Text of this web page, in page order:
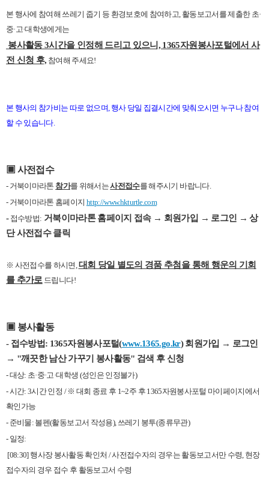
본 행사에 참여해 쓰레기 줍기 등 환경보호에 참여하고, 활동보고서를 제출한 초·
중·고·대학생에게는
봉사활동 3시간을 인정해 드리고 있으니, 1365자원봉사포털에서 사
전 신청 후, 참여해 주세요!
본 행사의 참가비는 따로 없으며, 행사 당일 집결시간에 맞춰오시면 누구나 참여
할 수 있습니다.
▣ 사전접수
- 거북이마라톤 참가를 위해서는사전접수를 해주시기 바랍니다.
- 거북이마라톤 홈페이지 http://www.hkturtle.com
-접수방법: 거북이마라톤 홈페이지 접속 → 회원가입 → 로그인 → 상
단 사전접수 클릭
※ 사전접수를 하시면,대회 당일 별도의 경품 추첨을 통해 행운의 기회
를 추가로드립니다!
▣ 봉사활동
- 접수방법: 1365자원봉사포털(www.1365.go.kr) 회원가입 → 로그인
→ "깨끗한 남산 가꾸기 봉사활동" 검색 후 신청
- 대상: 초·중·고·대학생 (성인은 인정불가)
- 시간: 3시간 인정 / ※ 대회 종료 후 1~2주 후 1365자원봉사포털 마이페이지에서
확인가능
- 준비물: 볼펜(활동보고서 작성용), 쓰레기 봉투(종류무관)
- 일정:
[08:30] 행사장 봉사활동 확인처 / 사전접수자의 경우는 활동보고서만 수령, 현장
접수자의 경우 접수 후 활동보고서 수령